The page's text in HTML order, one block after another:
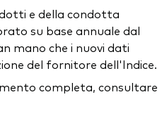
e della condotta
su base annuale dal
mano che i nuovi dati
del fornitore dell'Indice.
completa, consultare